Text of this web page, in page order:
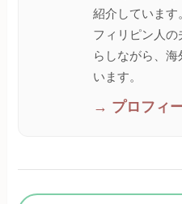
紹介しています
フィリピン人
らしながら、
います。
→ プロフィ